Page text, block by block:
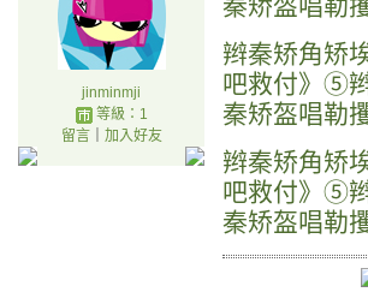
jinminmji
等級：1
留言｜ 加入好友
辫秦矫角矫
吧救付》⑤
秦矫盔唱勒
辫秦矫角矫
吧救付》⑤
秦矫盔唱勒